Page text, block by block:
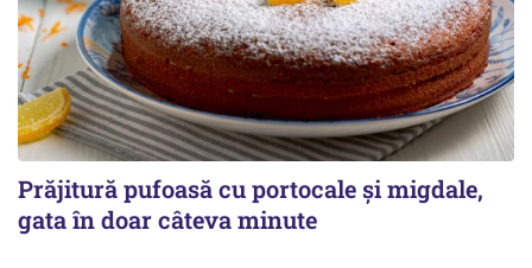
Prăjitură pufoasă cu portocale și migdale,
gata în doar câteva minute